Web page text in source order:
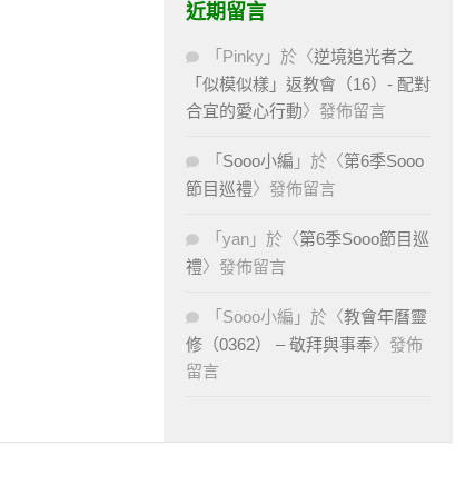
近期留言
「 Pinky 」於〈逆境追光者之
「似模似樣」返教會（16）- 配對
合宜的愛心行動〉發佈留言
「 Sooo小編 」於〈第6季Sooo
節目巡禮〉發佈留言
「 yan 」於〈第6季Sooo節目巡
禮〉發佈留言
「 Sooo小編 」於〈教會年曆靈
修（0362） – 敬拜與事奉〉發佈
留言